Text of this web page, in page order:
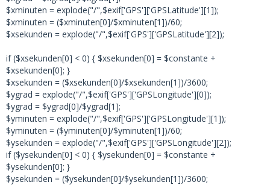
$xminuten = explode("/",$exif['GPS']['GPSLatitude'][1]);
$xminuten = ($xminuten[0]/$xminuten[1])/60;
$xsekunden = explode("/",$exif['GPS']['GPSLatitude'][2]);
if ($xsekunden[0] < 0) { $xsekunden[0] = $constante +
$xsekunden[0]; }
$xsekunden = ($xsekunden[0]/$xsekunden[1])/3600;
$ygrad = explode("/",$exif['GPS']['GPSLongitude'][0]);
$ygrad = $ygrad[0]/$ygrad[1];
$yminuten = explode("/",$exif['GPS']['GPSLongitude'][1]);
$yminuten = ($yminuten[0]/$yminuten[1])/60;
$ysekunden = explode("/",$exif['GPS']['GPSLongitude'][2]);
if ($ysekunden[0] < 0) { $ysekunden[0] = $constante +
$ysekunden[0]; }
$ysekunden = ($ysekunden[0]/$ysekunden[1])/3600;